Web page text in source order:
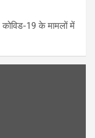
कोविड-19 के मामलों में